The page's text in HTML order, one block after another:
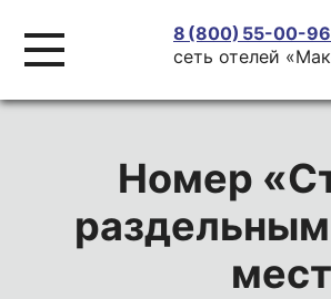
8 (800) 55-00-
сеть отелей
Номер